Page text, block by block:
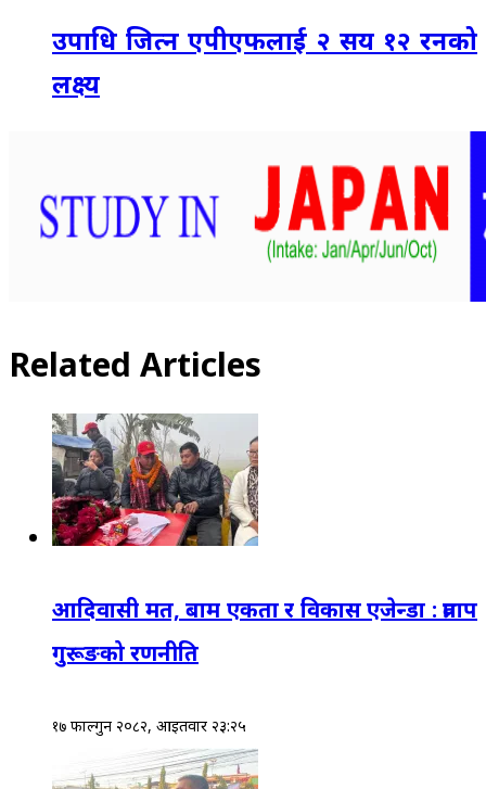
उपाधि जित्न एपीएफलाई २ सय १२ रनको
लक्ष्य
Related Articles
आदिवासी मत, बाम एकता र विकास एजेन्डा : प्रताप
गुरूङको रणनीति
१७ फाल्गुन २०८२, आईतवार २३:२५